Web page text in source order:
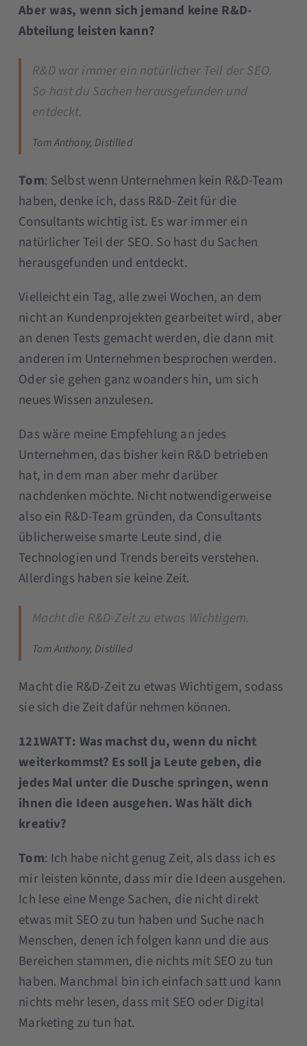
Aber was, wenn sich jemand keine R&D-
Abteilung leisten kann?
R&D war immer ein natürlicher Teil der SEO.
So hast du Sachen herausgefunden und
entdeckt.
Tom Anthony, Distilled
Tom: Selbst wenn Unternehmen kein R&D-Team
haben, denke ich, dass R&D-Zeit für die
Consultants wichtig ist. Es war immer ein
natürlicher Teil der SEO. So hast du Sachen
herausgefunden und entdeckt.
Vielleicht ein Tag, alle zwei Wochen, an dem
nicht an Kundenprojekten gearbeitet wird, aber
an denen Tests gemacht werden, die dann mit
anderen im Unternehmen besprochen werden.
Oder sie gehen ganz woanders hin, um sich
neues Wissen anzulesen.
Das wäre meine Empfehlung an jedes
Unternehmen, das bisher kein R&D betrieben
hat, in dem man aber mehr darüber
nachdenken möchte. Nicht notwendigerweise
also ein R&D-Team gründen, da Consultants
üblicherweise smarte Leute sind, die
Technologien und Trends bereits verstehen.
Allerdings haben sie keine Zeit.
Macht die R&D-Zeit zu etwas Wichtigem.
Tom Anthony, Distilled
Macht die R&D-Zeit zu etwas Wichtigem, sodass
sie sich die Zeit dafür nehmen können.
121WATT: Was machst du, wenn du nicht
weiterkommst? Es soll ja Leute geben, die
jedes Mal unter die Dusche springen, wenn
ihnen die Ideen ausgehen. Was hält dich
kreativ?
Tom: Ich habe nicht genug Zeit, als dass ich es
mir leisten könnte, dass mir die Ideen ausgehen.
Ich lese eine Menge Sachen, die nicht direkt
etwas mit SEO zu tun haben und Suche nach
Menschen, denen ich folgen kann und die aus
Bereichen stammen, die nichts mit SEO zu tun
haben. Manchmal bin ich einfach satt und kann
nichts mehr lesen, dass mit SEO oder Digital
Marketing zu tun hat.